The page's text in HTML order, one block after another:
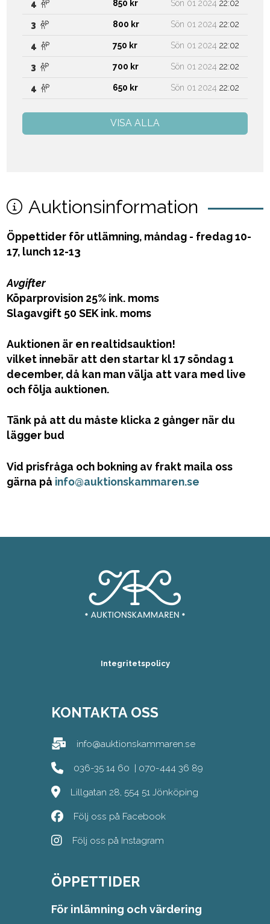
4 850 kr Sön 01 2024 22:02
3 800 kr Sön 01 2024 22:02
4 750 kr Sön 01 2024 22:02
3 700 kr Sön 01 2024 22:02
4 650 kr Sön 01 2024 22:02
VISA ALLA
Auktionsinformation
Öppettider för utlämning, måndag - fredag 10-
17, lunch 12-13
Avgifter
Köparprovision 25% ink. moms
Slagavgift 50 SEK ink. moms
Auktionen är en realtidsauktion!
vilket innebär att den startar kl 17 söndag 1
december, då kan man välja att vara med live
och följa auktionen.
Tänk på att du måste klicka 2 gånger när du
lägger bud
Vid prisfråga och bokning av frakt maila oss
gärna på info@auktionskammaren.se
Integritetspolicy
KONTAKTA OSS
info@auktionskammaren.se
036-35 14 60 | 070-444 36 89
Lillgatan 28, 554 51 Jönköping
Följ oss på Facebook
Följ oss på Instagram
ÖPPETTIDER
För inlämning och värdering